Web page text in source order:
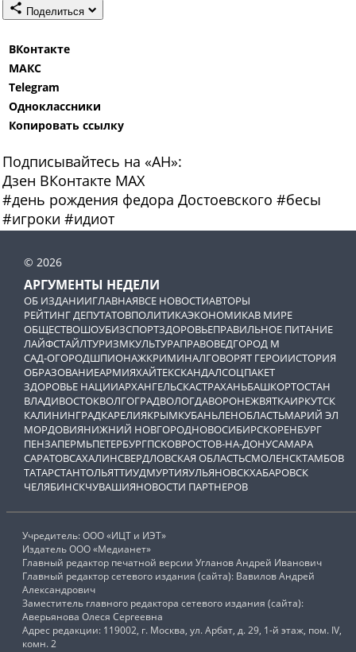
Поделиться
ВКонтакте
МАКС
Telegram
Одноклассники
Копировать ссылку
Подписывайтесь на «АН»:
Дзен ВКонтакте МАХ
#день рождения федора Достоевского #бесы
#игроки #идиот
© 2026
АРГУМЕНТЫ НЕДЕЛИ
ОБ ИЗДАНИИГЛАВНАЯВСЕ НОВОСТИАВТОРЫ
РЕЙТИНГ ДЕПУТАТОВПОЛИТИКАЭКОНОМИКАВ МИРЕ
ОБЩЕСТВОШОУБИЗСПОРТЗДОРОВЬЕПРАВИЛЬНОЕ ПИТАНИЕ
ЛАЙФСТАЙЛТУРИЗМКУЛЬТУРАПРАВОВЕДГОРОД М
САД-ОГОРОДШПИОНАЖКРИМИНАЛГОВОРЯТ ГЕРОИИСТОРИЯ
ОБРАЗОВАНИЕАРМИЯХАЙТЕКСКАНДАЛСОЦПАКЕТ
ЗДОРОВЬЕ НАЦИИАРХАНГЕЛЬСКАСТРАХАНЬБАШКОРТОСТАН
ВЛАДИВОСТОКВОЛГОГРАДВОЛОГДАВОРОНЕЖВЯТКАИРКУТСК
КАЛИНИНГРАДКАРЕЛИЯКРЫМКУБАНЬЛЕНОБЛАСТЬМАРИЙ ЭЛ
МОРДОВИЯНИЖНИЙ НОВГОРОДНОВОСИБИРСКОРЕНБУРГ
ПЕНЗАПЕРМЬПЕТЕРБУРГПСКОВРОСТОВ-НА-ДОНУСАМАРА
САРАТОВСАХАЛИНСВЕРДЛОВСКАЯ ОБЛАСТЬСМОЛЕНСКТАМБОВ
ТАТАРСТАНТОЛЬЯТТИУДМУРТИЯУЛЬЯНОВСКХАБАРОВСК
ЧЕЛЯБИНСКЧУВАШИЯНОВОСТИ ПАРТНЕРОВ
Учредитель: ООО «ИЦТ и ИЭТ»
Издатель ООО «Медианет»
Главный редактор печатной версии Угланов Андрей Иванович
Главный редактор сетевого издания (сайта): Вавилов Андрей
Александрович
Заместитель главного редактора сетевого издания (сайта):
Аверьянова Олеся Сергеевна
Адрес редакции: 119002, г. Москва, ул. Арбат, д. 29, 1-й этаж, пом. IV,
комн. 2